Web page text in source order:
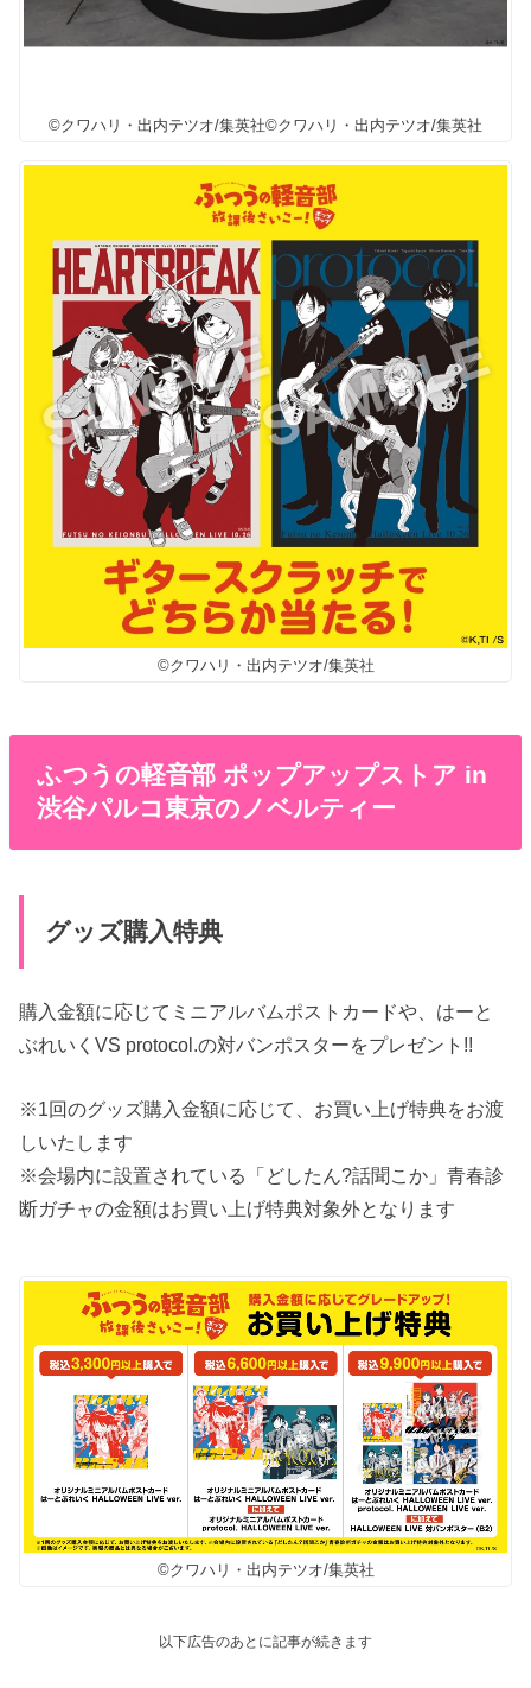
©クワハリ・出内テツオ/集英社©クワハリ・出内テツオ/集英社
©クワハリ・出内テツオ/集英社
ふつうの軽音部 ポップアップストア in
渋谷パルコ東京のノベルティー
グッズ購入特典
購入金額に応じてミニアルバムポストカードや、はーと
ぶれいくVS protocol.の対バンポスターをプレゼント!!
※1回のグッズ購入金額に応じて、お買い上げ特典をお渡
しいたします
※会場内に設置されている「どしたん?話聞こか」青春診
断ガチャの金額はお買い上げ特典対象外となります
©クワハリ・出内テツオ/集英社
以下広告のあとに記事が続きます